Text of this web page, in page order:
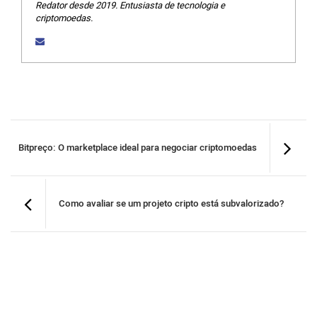
Redator desde 2019. Entusiasta de tecnologia e
criptomoedas.
Bitpreço: O marketplace ideal para negociar criptomoedas
Como avaliar se um projeto cripto está subvalorizado?